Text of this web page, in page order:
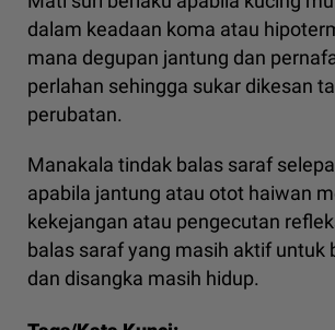
dalam keadaan koma atau
mana degupan jantung dan
perlahan sehingga sukar dikesan
perubatan.
Manakala tindak balas saraf
apabila jantung atau otot haiwan
kekejangan atau pengecutan
balas saraf yang masih aktif untuk
dan disangka masih hidup.